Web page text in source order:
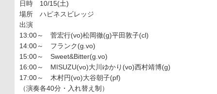
日時 10/15(土)
場所 ハピネスビレッジ
出演
13:00～ 菅宏行(vo)松岡徹(g)平田敦子(cl)
14:00～ フランク(g.vo)
15:00～ Sweet&Bitter(g.vo)
16:00～ MISUZU(vo)大川ゆかり(vo)西村靖博(g)
17:00～ 木村円(vo)大谷朝子(pf)
（演奏各40分・入れ替え制）